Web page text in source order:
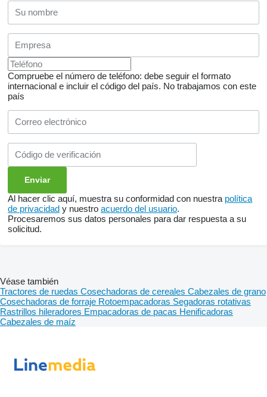
Compruebe el número de teléfono: debe seguir el formato
internacional e incluir el código del país. No trabajamos con este
país
Al hacer clic aquí, muestra su conformidad con nuestra política
de privacidad y nuestro acuerdo del usuario.
Procesaremos sus datos personales para dar respuesta a su
solicitud.
Véase también
Tractores de ruedas Cosechadoras de cereales Cabezales de grano
Cosechadoras de forraje Rotoempacadoras Segadoras rotativas
Rastrillos hileradores Empacadoras de pacas Henificadoras
Cabezales de maíz